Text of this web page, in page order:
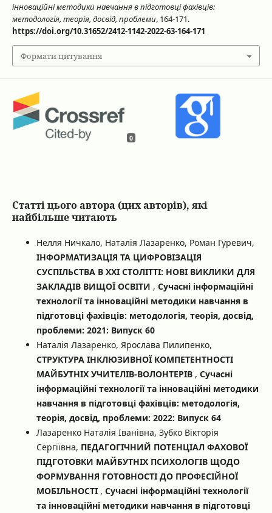
інноваційні методики навчання в підготовці фахівців:
методологія, теорія, досвід, проблеми, 164-171.
https://doi.org/10.31652/2412-1142-2022-63-164-171
Формати цитування
0
Статті цього автора (цих авторів), які
найбільше читають
Нелля Ничкало, Наталія Лазаренко, Роман Гуревич,
ІНФОРМАТИЗАЦІЯ ТА ЦИФРОВІЗАЦІЯ
СУСПІЛЬСТВА В ХХІ СТОЛІТТІ: НОВІ ВИКЛИКИ ДЛЯ
ЗАКЛАДІВ ВИЩОЇ ОСВІТИ , Сучасні інформаційні
технології та інноваційні методики навчання в
підготовці фахівців: методологія, теорія, досвід,
проблеми: 2021: Випуск 60
Наталія Лазаренко, Ярослава Пилипенко,
СТРУКТУРА ІНКЛЮЗИВНОЇ КОМПЕТЕНТНОСТІ
МАЙБУТНІХ УЧИТЕЛІВ-ВОЛОНТЕРІВ , Сучасні
інформаційні технології та інноваційні методики
навчання в підготовці фахівців: методологія,
теорія, досвід, проблеми: 2022: Випуск 64
Лазаренко Наталія Іванівна, Зубко Вікторія
Сергіївна, ПЕДАГОГІЧНИЙ ПОТЕНЦІАЛ ФАХОВОЇ
ПІДГОТОВКИ МАЙБУТНІХ ПСИХОЛОГІВ ЩОДО
ФОРМУВАННЯ ГОТОВНОСТІ ДО ПРОФЕСІЙНОЇ
МОБІЛЬНОСТІ , Сучасні інформаційні технології
та інноваційні методики навчання в підготовці